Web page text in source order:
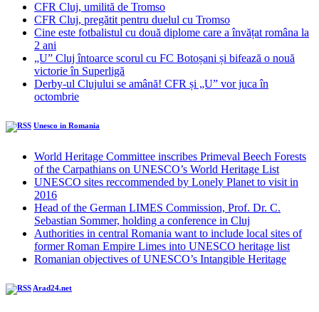
CFR Cluj, umilită de Tromso
CFR Cluj, pregătit pentru duelul cu Tromso
Cine este fotbalistul cu două diplome care a învățat româna la
2 ani
„U” Cluj întoarce scorul cu FC Botoșani și bifează o nouă
victorie în Superligă
Derby-ul Clujului se amână! CFR și „U” vor juca în
octombrie
Unesco in Romania
World Heritage Committee inscribes Primeval Beech Forests
of the Carpathians on UNESCO’s World Heritage List
UNESCO sites reccommended by Lonely Planet to visit in
2016
Head of the German LIMES Commission, Prof. Dr. C.
Sebastian Sommer, holding a conference in Cluj
Authorities in central Romania want to include local sites of
former Roman Empire Limes into UNESCO heritage list
Romanian objectives of UNESCO’s Intangible Heritage
Arad24.net